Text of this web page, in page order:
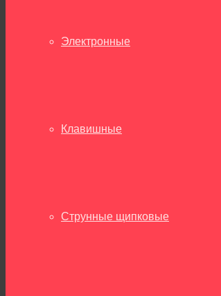
Электронные
Клавишные
Струнные щипковые